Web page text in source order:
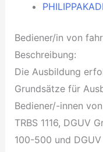
Bediener/in von
Beschreibung:
Die Ausbildung
Grundsätze für
Bediener/-innen
TRBS 1116, DGUV
100-500 und